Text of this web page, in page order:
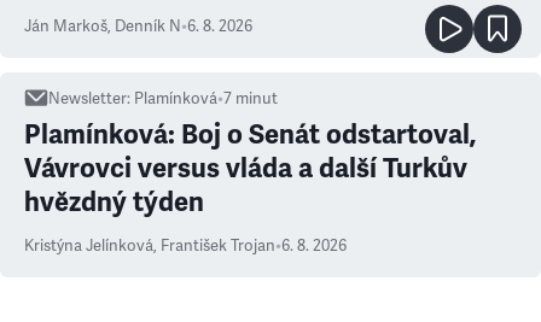
Ján Markoš, Denník N•6. 8. 2026
Newsletter: Plamínková•7 minut
Plamínková: Boj o Senát odstartoval,
Vávrovci versus vláda a další Turkův
hvězdný týden
Kristýna Jelínková, František Trojan•6. 8. 2026